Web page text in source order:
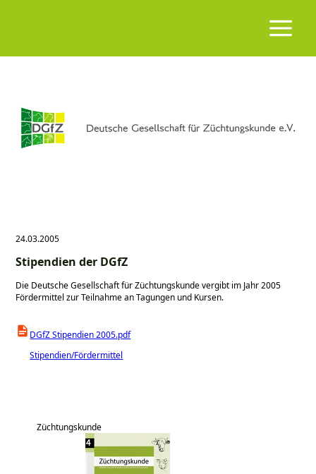
24.03.2005
Stipendien der DGfZ
Die Deutsche Gesellschaft für Züchtungskunde vergibt im Jahr 2005
Fördermittel zur Teilnahme an Tagungen und Kursen.
DGfZ Stipendien 2005.pdf
Stipendien/Fördermittel
Züchtungskunde